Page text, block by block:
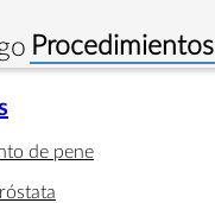
Procedimientos
de pene